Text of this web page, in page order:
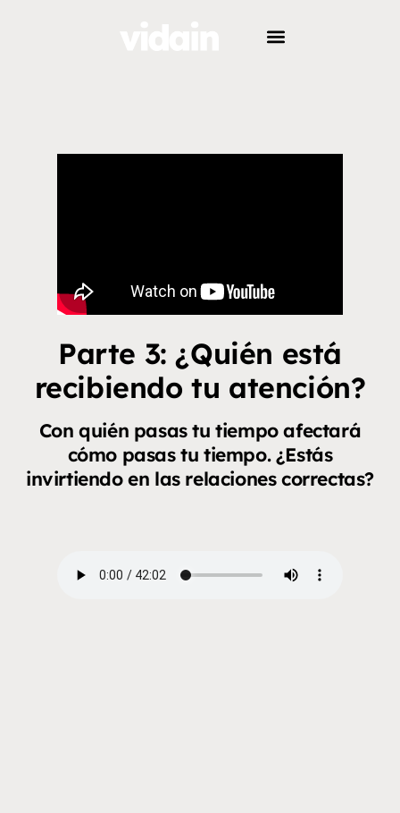
Parte 3: ¿Quién está
recibiendo tu atención?
Con quién pasas tu tiempo afectará
cómo pasas tu tiempo. ¿Estás
invirtiendo en las relaciones correctas?